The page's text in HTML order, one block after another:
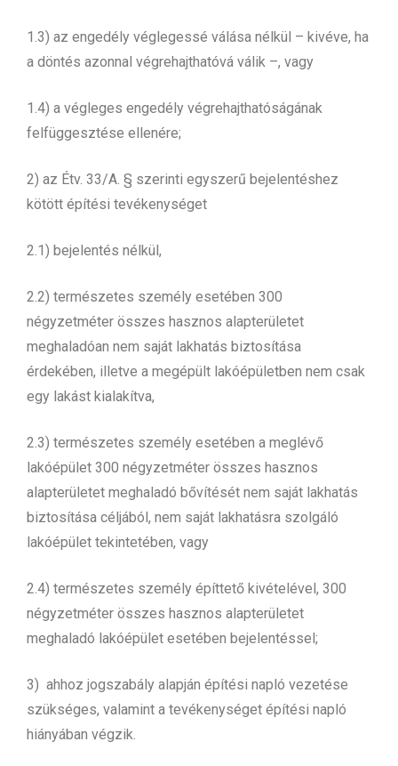
1.3) az engedély véglegessé válása nélkül – kivéve, ha
a döntés azonnal végrehajthatóvá válik –, vagy
1.4) a végleges engedély végrehajthatóságának
felfüggesztése ellenére;
2) az Étv. 33/A. § szerinti egyszerű bejelentéshez
kötött építési tevékenységet
2.1) bejelentés nélkül,
2.2) természetes személy esetében 300
négyzetméter összes hasznos alapterületet
meghaladóan nem saját lakhatás biztosítása
érdekében, illetve a megépült lakóépületben nem csak
egy lakást kialakítva,
2.3) természetes személy esetében a meglévő
lakóépület 300 négyzetméter összes hasznos
alapterületet meghaladó bővítését nem saját lakhatás
biztosítása céljából, nem saját lakhatásra szolgáló
lakóépület tekintetében, vagy
2.4) természetes személy építtető kivételével, 300
négyzetméter összes hasznos alapterületet
meghaladó lakóépület esetében bejelentéssel;
3) ahhoz jogszabály alapján építési napló vezetése
szükséges, valamint a tevékenységet építési napló
hiányában végzik.